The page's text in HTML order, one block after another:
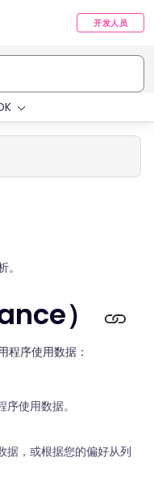
开发人员
）
程序使用数据：
使用数据。
据，或根据您的偏好从列